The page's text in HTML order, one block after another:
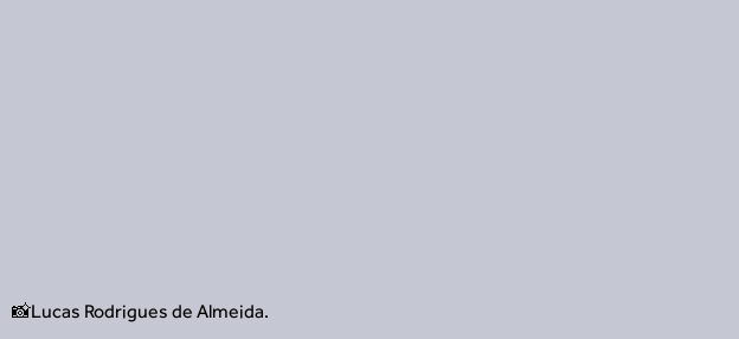
📸Lucas Rodrigues de Almeida.